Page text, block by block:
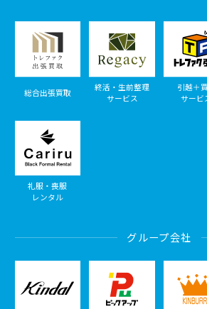
総合出張買取
終活・生前整理
サービス
引越＋
サービ
礼服・喪服
レンタル
グループ会社